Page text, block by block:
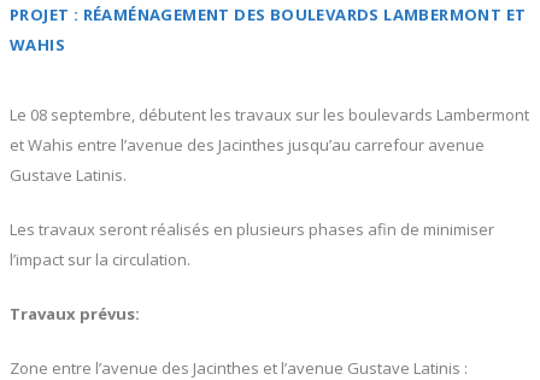
PROJET : RÉAMÉNAGEMENT DES BOULEVARDS LAMBERMONT ET
WAHIS
Le 08 septembre, débutent les travaux sur les boulevards Lambermont
et Wahis entre l’avenue des Jacinthes jusqu’au carrefour avenue
Gustave Latinis.
Les travaux seront réalisés en plusieurs phases afin de minimiser
l’impact sur la circulation.
Travaux prévus:
Zone entre l’avenue des Jacinthes et l’avenue Gustave Latinis :